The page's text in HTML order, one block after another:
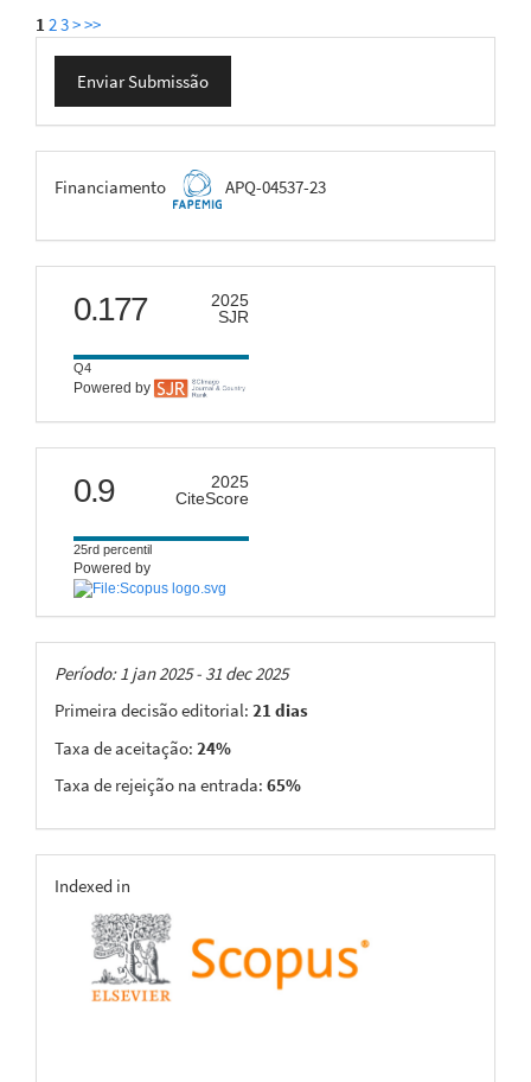
1 23>>>
Enviar
Submissão
Enviar Submissão
FAPEMIG
Financiamento APQ-04537-23
scimago
0.177
2025
SJR
Q4
Powered by
citescore
0.9
2025
CiteScore
25rd percentil
Powered by
Taxas
Período: 1 jan 2025 - 31 dec 2025
Primeira decisão editorial: 21 dias
Taxa de aceitação: 24%
Taxa de rejeição na entrada: 65%
indexing
Indexed in